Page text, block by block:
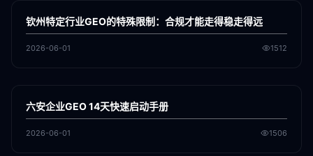
GEO
钦州特定行业GEO的特殊限制：合规才能走得稳走得远
2026-06-01 1512
GEO
六安企业GEO 14天快速启动手册
2026-06-01 1506